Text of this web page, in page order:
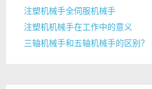
注塑机械手全伺服机械手
注塑机机械手在工作中的意义
三轴机械手和五轴机械手的区别？